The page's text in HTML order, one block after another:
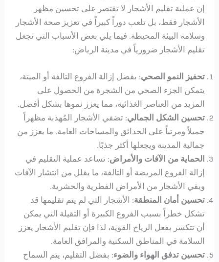
إن عملية تقليم الأشجار لا تقتصر على تحسين مظهر
الأشجار فقط، بل تلعب دوراً كبيراً في تعزيز صحة الأشجار
وسلامة البيئة المحيطة. فيما يلي بعض الأسباب التي تجعل
تقليم الأشجار ضرورياً في مدينة الرياض:
تحفيز النمو الصحي: بفضل إزالة الفروع التالفة أو الميتة،
يتمكن الجزء الصحي من الشجرة من الحصول على
المزيد من العناصر الغذائية، مما يعزز نموها بشكل أفضل.
تحسين الشكل الجمالي: تضفي الأشجار المُهذبة مظهراً
جميلاً ومرتباً على الحدائق والمساحات العامة. ما يعزز من
جمالية المدينة ويجعلها أكثر جذبًا.
الحماية من الآفات والأمراض: تساعد عملية التقليم في
إزالة الفروع المريضة أو التالفة، ما يقلل من انتشار الآفات
ويقي الأشجار من الأمراض الفطرية والحشرية.
تحسين أمان المنطقة: الأشجار التي لم يتم تقليمها قد
تشكل خطراً بسبب الفروع الكبيرة أو الثقيلة التي يمكن
أن تتكسر بفعل الرياح القوية، لذا فإن تقليم الأشجار يعزز
السلامة في المناطق السكنية والمرافق العامة.
تحسين تدفق الهواء والضوء: بفضل التقليم، يتم السماح